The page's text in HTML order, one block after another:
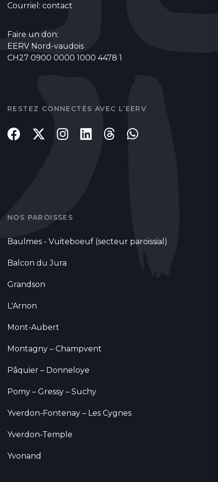
Courriel: contact
Faire un don:
EERV Nord-vaudois
CH27 0900 0000 1000 4478 1
RESTEZ CONNECTÉS AVEC L’EERV
NOS PAROISSES
Baulmes - Vuiteboeuf (secteur paroissial)
Balcon du Jura
Grandson
L'Arnon
Mont-Aubert
Montagny – Champvent
Pâquier – Donneloye
Pomy – Gressy – Suchy
Yverdon-Fontenay – Les Cygnes
Yverdon-Temple
Yvonand